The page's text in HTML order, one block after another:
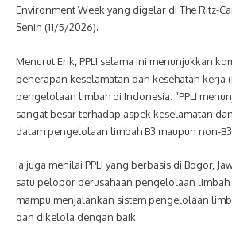
Environment Week yang digelar di The Ritz-
Senin (11/5/2026).
Menurut Erik, PPLI selama ini menunjukkan
penerapan keselamatan dan kesehatan kerja
pengelolaan limbah di Indonesia. “PPLI
sangat besar terhadap aspek keselamatan
dalam pengelolaan limbah B3 maupun non-
Ia juga menilai PPLI yang berbasis di Bogor,
satu pelopor perusahaan pengelolaan limbah
mampu menjalankan sistem pengelolaan
dan dikelola dengan baik.